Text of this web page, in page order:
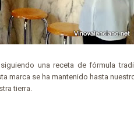
una receta de fórmula
marca se ha mantenido hasta
tierra.